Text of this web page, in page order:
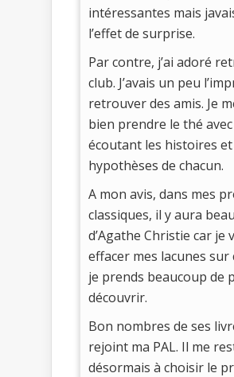
intéressantes mais
l’effet de surprise.
Par contre, j’ai adoré
club. J’avais un peu
retrouver des amis. Je
bien prendre le thé
écoutant les histoires et
hypothèses de chacun.
A mon avis, dans mes
classiques, il y aura
d’Agathe Christie car je
effacer mes lacunes
je prends beaucoup de
découvrir.
Bon nombres de ses
rejoint ma PAL. Il me
désormais à choisir le